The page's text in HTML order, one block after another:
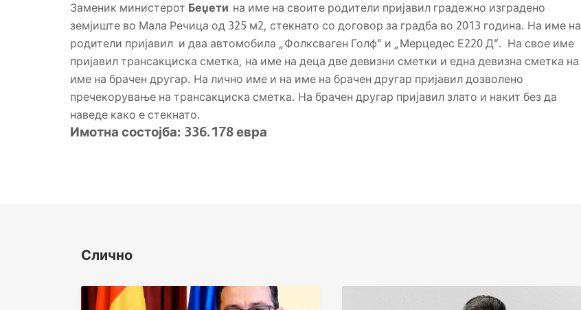
Заменик министерот Беџети на име на своите родители пријавил градежно изградено
земјиште во Мала Речица од 325 м2, стекнато со договор за градба во 2013 година. На име на
родители пријавил и два автомобила „Фолксваген Голф“ и „Мерцедес Е220 Д“. На свое име
пријавил трансакциска сметка, на име на деца две девизни сметки и една девизна сметка на
име на брачен другар. На лично име и на име на брачен другар пријавил дозволено
пречекорување на трансакциска сметка. На брачен другар пријавил злато и накит без да
наведе како е стекнато.
Имотна состојба: 336.178 евра
Слично